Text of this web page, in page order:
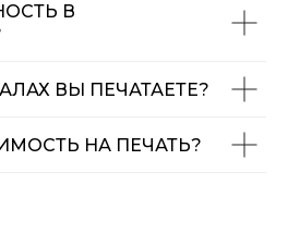
В
ВЫ ПЕЧАТАЕТЕ?
НА ПЕЧАТЬ?